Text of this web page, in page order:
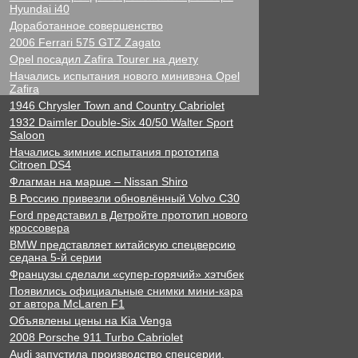
Hyundai i40
Доработанное совершенство
2006 Ferrari 575 GTZ Zagato
Opel посадил Zafira Tourer на диету
Начались испытания нового минивэна Opel
Zafira
1946 Chrysler Town and Country Cabriolet
1932 Daimler Double-Six 40/50 Walter Sport
Saloon
Начались зимние испытания прототипа
Citroen DS4
Флагман на марше – Nissan Shiro
В Россию привезли обновлённый Volvo C30
Ford представил в Детройте прототип нового
кроссовера
BMW представляет китайскую спецверсию
седана 5-й серии
Французы сделали «супер-горячий» хэтчбек
Появились официальные снимки мини-кара
от автора McLaren F1
Объявлены цены на Kia Venga
2008 Porsche 911 Turbo Cabriolet
Audi запустила производство спецсерии,